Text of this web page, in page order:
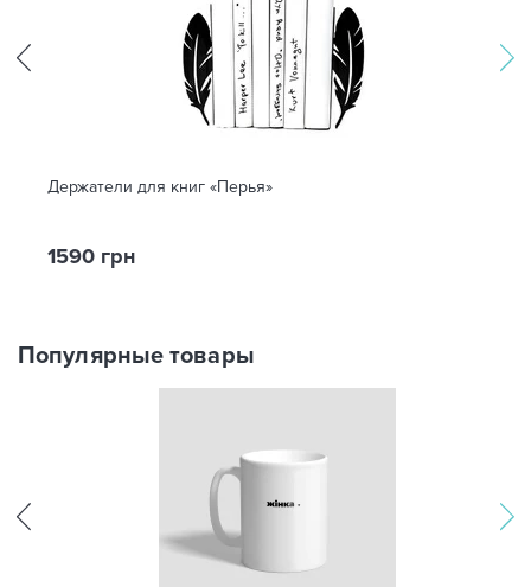
Держатели для книг «Перья»
1590 грн
Популярные товары